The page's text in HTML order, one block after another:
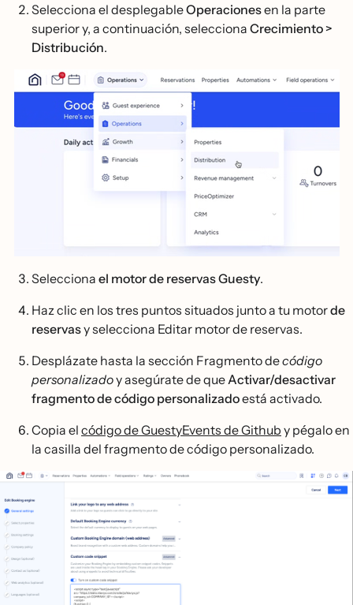
Selecciona el desplegableOperacionesen la parte
superior y, a continuación, selecciona Crecimiento >
Distribución.
Selecciona el motor de reservas Guesty.
Haz clic en los tres puntos situados junto a tu motorde
reservasy selecciona Editar motor de reservas.
Desplázate hasta la sección Fragmento decódigo
personalizadoy asegúrate de que Activar/desactivar
fragmento de código personalizadoestá activado.
Copia el código de GuestyEvents de Github y pégalo en
la casilla del fragmento de código personalizado.